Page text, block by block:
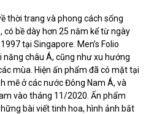
thời trang và phong cách sống
có bề dày hơn 25 năm kể từ ngày
tại Singapore. Men’s Folio
châu Á, cũng như xu hướng
mùa. Hiện ấn phẩm đã có mặt tại
mẽ ở các nước Đông Nam Á, và
vào tháng 11/2020. Ấn phẩm
bài viết tinh hoa, hình ảnh bắt